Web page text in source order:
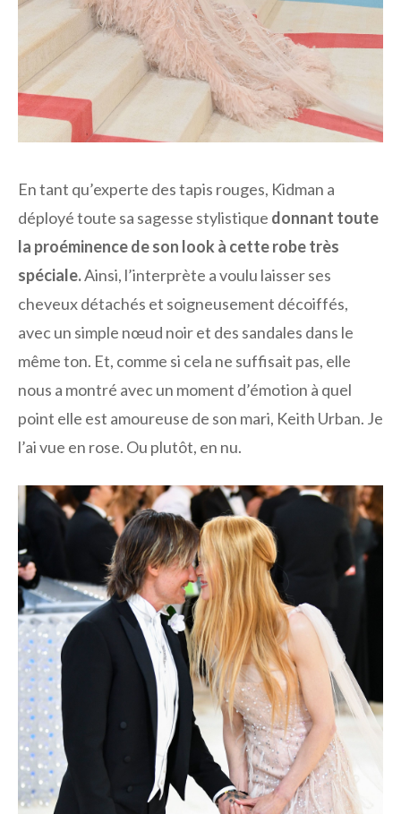
En tant qu’experte des tapis rouges, Kidman a
déployé toute sa sagesse stylistique donnant toute
la proéminence de son look à cette robe très
spéciale.Ainsi, l’interprète a voulu laisser ses
cheveux détachés et soigneusement décoiffés,
avec un simple nœud noir et des sandales dans le
même ton. Et, comme si cela ne suffisait pas, elle
nous a montré avec un moment d’émotion à quel
point elle est amoureuse de son mari, Keith Urban. Je
l’ai vue en rose. Ou plutôt, en nu.